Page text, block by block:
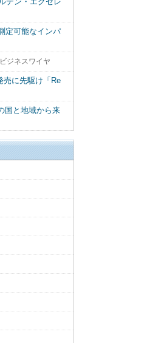
定可能なインパ
ジネスワイヤ
売に先駆け「Re
国と地域から来